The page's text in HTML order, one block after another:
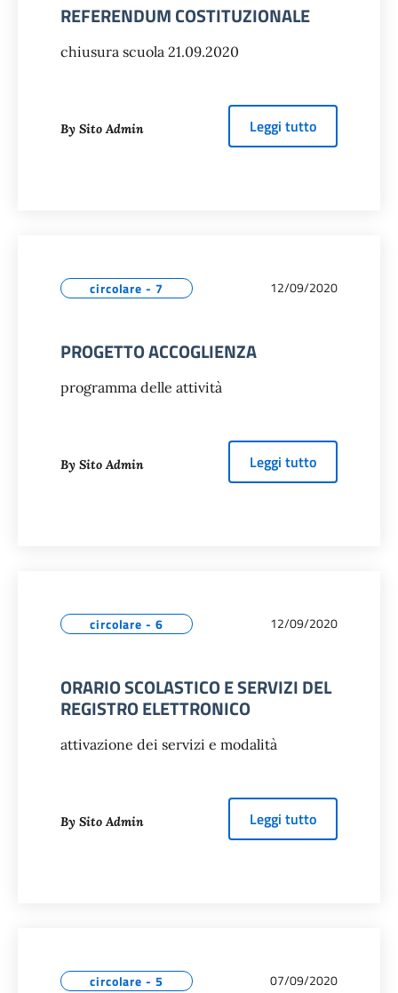
REFERENDUM COSTITUZIONALE
chiusura scuola 21.09.2020
By Sito Admin Leggi tuttoabout
circolare - 7 12/09/2020
PROGETTO ACCOGLIENZA
programma delle attività
By Sito Admin Leggi tuttoabout
circolare - 6 12/09/2020
ORARIO SCOLASTICO E SERVIZI DEL
REGISTRO ELETTRONICO
attivazione dei servizi e modalità
By Sito Admin Leggi tuttoabout
circolare - 5 07/09/2020